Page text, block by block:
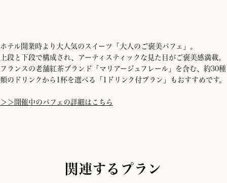
ホテル開業時より大人気のスイーツ「大人のご褒美パフェ」。
上段と下段で構成され、アーティスティックな見た目がご褒美感満載。
フランスの老舗紅茶ブランド「マリアージュフレール」を含む、約30種
類のドリンクから1杯を選べる「1ドリンク付プラン」もおすすめです。
＞＞開催中のパフェの詳細はこちら
関連するプラン